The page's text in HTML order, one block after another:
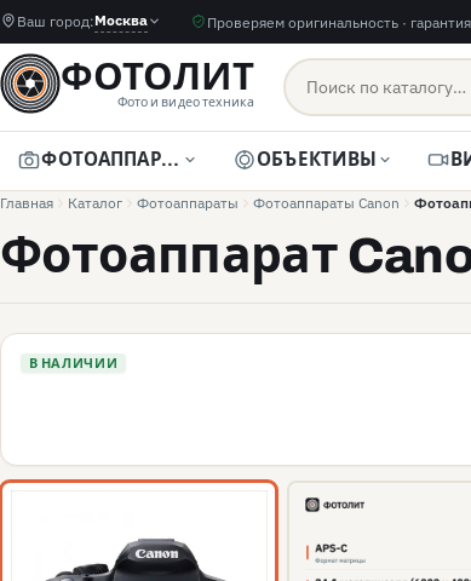
Ваш город:Москва Проверяем оригинальность ·
ФОТОЛИТ
Фото и видео техника
ФОТОАППАРАТЫ ОБЪЕКТИВЫ
Главная Каталог Фотоаппараты Фотоаппараты Canon
Фотоаппарат
В НАЛИЧИИ